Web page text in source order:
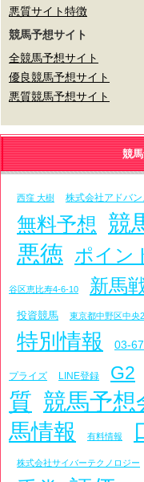
悪質サイト特徴
競馬予想サイト
全競馬予想サイト
優良競馬予想サイト
悪質競馬予想サイト
競
西窪 大樹 株式会社アドバン
無料予想 競
悪徳 ポイン
谷区恵比寿4-6-10 新馬
投資競馬 東京都中野区中央
特別情報 03-
プライズ LINE登録 G2
質 競馬予想
馬情報
有料情報
株式会社サイバーテクノロジー